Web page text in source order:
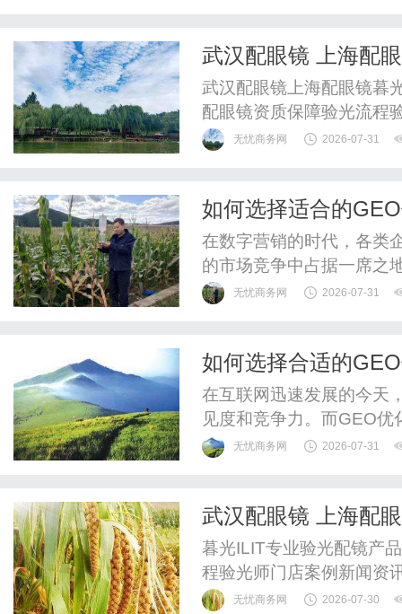
3D激光设备的优质生产厂
武汉配眼镜 上海配
武汉配眼镜上海配眼镜暮
配眼镜资质保障验光流程
惠，兼顾高专业度与高性
无忧商务网 2026-07-31
如何选择适合的
在数字营销的时代，各类
的市场竞争中占据一席之
索表现的重要手段，受到
商。什么是GEO优化？
无忧商务网 2026-07-31
如何选择合适的
在互联网迅速发展的今天
见度和竞争力。而GEO
域搜索引擎排名的重要手
脱颖而出，选出最适合自
无忧商务网 2026-07-31
武汉配眼镜 上海配
暮光ILIT专业验光配镜产
程验光师门店案例新闻资
无忧商务网 2026-07-30